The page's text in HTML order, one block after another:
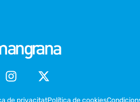
de privacitatPolítica de cookies